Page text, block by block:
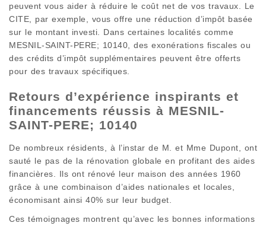
peuvent vous aider à réduire le coût net de vos travaux. Le
CITE, par exemple, vous offre une réduction d’impôt basée
sur le montant investi. Dans certaines localités comme
MESNIL-SAINT-PERE; 10140, des exonérations fiscales ou
des crédits d’impôt supplémentaires peuvent être offerts
pour des travaux spécifiques.
Retours d’expérience inspirants et
financements réussis à MESNIL-
SAINT-PERE; 10140
De nombreux résidents, à l’instar de M. et Mme Dupont, ont
sauté le pas de la rénovation globale en profitant des aides
financières. Ils ont rénové leur maison des années 1960
grâce à une combinaison d’aides nationales et locales,
économisant ainsi 40% sur leur budget.
Ces témoignages montrent qu’avec les bonnes informations